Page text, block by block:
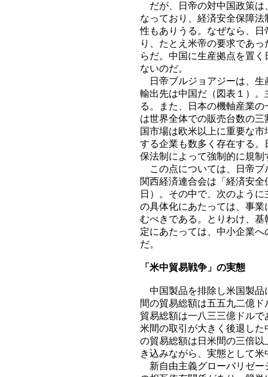
だが、日帝の対中国政策は
なっており、経済安全保障
性もありうる。なぜなら、
り、たとえ米帝の要求であ
らだ。中国に生産拠点を置
ないのだ。
日帝ブルジョアジーは、生
輸出先は中国だ（図表１）
る。また、日本の機軸産業
は世界全体での販売台数の
国市場は欧米以上に重要な
する企業も数多く存在する
保法制によって強制的に規
この点については、日帝ブ
関西経済連合会は「経済安
日）。その中で、次のよう
の具体化にあたっては、事
むべきである。とりわけ、
定にあたっては、中小企業
だ。
「米中貿易戦争」の実態
中国製品を排除し米国製品
間の貿易総額は五五九二億
貿易総額は一八三三億ドル
米間の取引が大きく後退し
の貿易総額は日米間の三倍
き込みながら、実態として
新自由主義グローバリゼー